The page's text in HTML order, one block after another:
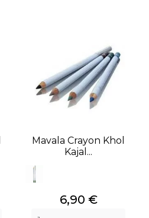
Mavala Crayon Khol
Kajal...
Prix
6,90 €